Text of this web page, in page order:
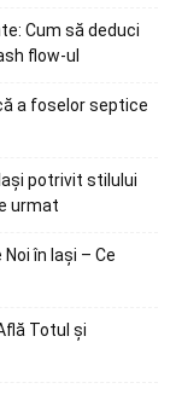
Cum să deduci
flow-ul
a foselor septice
potrivit stilului
urmat
în Iași – Ce
Totul și